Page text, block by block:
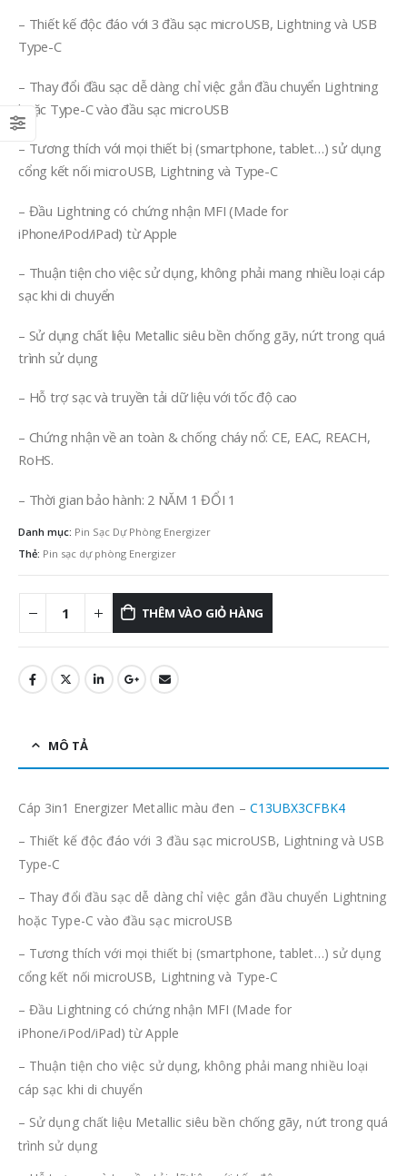
650.000₫.
– Thiết kế độc đáo với 3 đầu sạc microUSB, Lightning và USB
Type-C
– Thay đổi đầu sạc dễ dàng chỉ việc gắn đầu chuyển Lightning
hoặc Type-C vào đầu sạc microUSB
– Tương thích với mọi thiết bị (smartphone, tablet…) sử dụng
cổng kết nối microUSB, Lightning và Type-C
– Đầu Lightning có chứng nhận MFI (Made for
iPhone/iPod/iPad) từ Apple
– Thuận tiện cho việc sử dụng, không phải mang nhiều loại cáp
sạc khi di chuyển
– Sử dụng chất liệu Metallic siêu bền chống gãy, nứt trong quá
trình sử dụng
– Hỗ trợ sạc và truyền tải dữ liệu với tốc độ cao
– Chứng nhận về an toàn & chống cháy nổ: CE, EAC, REACH,
RoHS.
– Thời gian bảo hành: 2 NĂM 1 ĐỔI 1
Danh mục: Pin Sạc Dự Phòng Energizer
Thẻ: Pin sạc dự phòng Energizer
THÊM VÀO GIỎ HÀNG
MÔ TẢ
Cáp 3in1 Energizer Metallic màu đen – C13UBX3CFBK4
– Thiết kế độc đáo với 3 đầu sạc microUSB, Lightning và USB
Type-C
– Thay đổi đầu sạc dễ dàng chỉ việc gắn đầu chuyển Lightning
hoặc Type-C vào đầu sạc microUSB
– Tương thích với mọi thiết bị (smartphone, tablet…) sử dụng
cổng kết nối microUSB, Lightning và Type-C
– Đầu Lightning có chứng nhận MFI (Made for
iPhone/iPod/iPad) từ Apple
– Thuận tiện cho việc sử dụng, không phải mang nhiều loại
cáp sạc khi di chuyển
– Sử dụng chất liệu Metallic siêu bền chống gãy, nứt trong quá
trình sử dụng